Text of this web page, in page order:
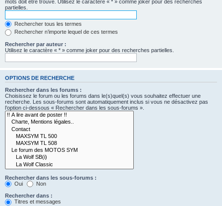
mots doit être trouvé. Utilisez le caractère « * » comme joker pour des recherches
partielles.
Rechercher tous les termes
Rechercher n’importe lequel de ces termes
Rechercher par auteur :
Utilisez le caractère « * » comme joker pour des recherches partielles.
OPTIONS DE RECHERCHE
Rechercher dans les forums :
Choisissez le forum ou les forums dans le(s)quel(s) vous souhaitez effectuer une
recherche. Les sous-forums sont automatiquement inclus si vous ne désactivez pas
l’option ci-dessous « Rechercher dans les sous-forums ».
Rechercher dans les sous-forums :
Oui
Non
Rechercher dans :
Titres et messages